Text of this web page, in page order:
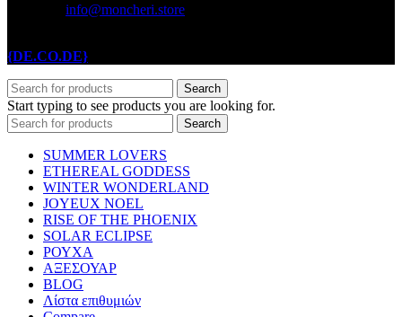
info@moncheri.store
{DE.CO.DE}
Search
Start typing to see products you are looking for.
Search
SUMMER LOVERS
ETHEREAL GODDESS
WINTER WONDERLAND
JOYEUX NOEL
RISE OF THE PHOENIX
SOLAR ECLIPSE
ΡΟΥΧΑ
ΑΞΕΣΟΥΑΡ
BLOG
Λίστα επιθυμιών